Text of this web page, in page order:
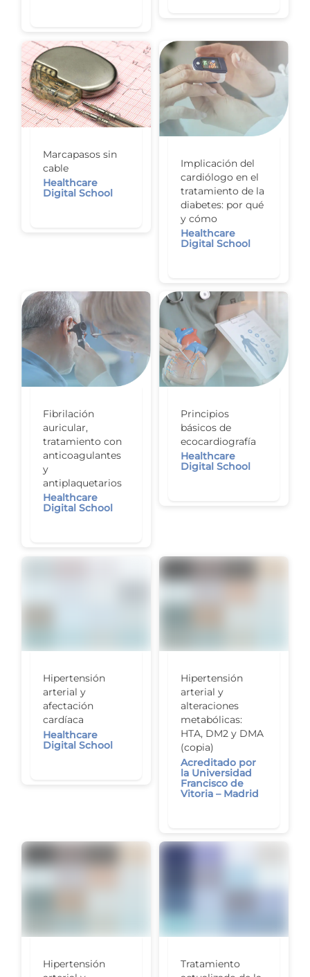
Marcapasos sin
cable
Healthcare
Digital School
Implicación del
cardiólogo en el
tratamiento de la
diabetes: por qué
y cómo
Healthcare
Digital School
Fibrilación
auricular,
tratamiento con
anticoagulantes
y
antiplaquetarios
Healthcare
Digital School
Principios
básicos de
ecocardiografía
Healthcare
Digital School
Hipertensión
arterial y
afectación
cardíaca
Healthcare
Digital School
Hipertensión
arterial y
alteraciones
metabólicas:
HTA, DM2 y DMA
(copia)
Acreditado por
la Universidad
Francisco de
Vitoria – Madrid
Hipertensión
Tratamiento